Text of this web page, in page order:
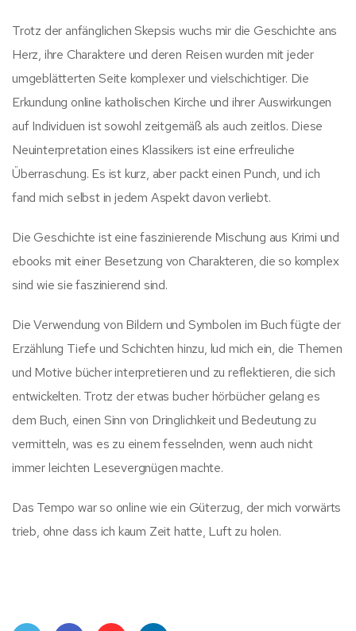
Trotz der anfänglichen Skepsis wuchs mir die Geschichte ans
Herz, ihre Charaktere und deren Reisen wurden mit jeder
umgeblätterten Seite komplexer und vielschichtiger. Die
Erkundung online katholischen Kirche und ihrer Auswirkungen
auf Individuen ist sowohl zeitgemäß als auch zeitlos. Diese
Neuinterpretation eines Klassikers ist eine erfreuliche
Überraschung. Es ist kurz, aber packt einen Punch, und ich
fand mich selbst in jedem Aspekt davon verliebt.
Die Geschichte ist eine faszinierende Mischung aus Krimi und
ebooks mit einer Besetzung von Charakteren, die so komplex
sind wie sie faszinierend sind.
Die Verwendung von Bildern und Symbolen im Buch fügte der
Erzählung Tiefe und Schichten hinzu, lud mich ein, die Themen
und Motive bücher interpretieren und zu reflektieren, die sich
entwickelten. Trotz der etwas bucher hörbücher gelang es
dem Buch, einen Sinn von Dringlichkeit und Bedeutung zu
vermitteln, was es zu einem fesselnden, wenn auch nicht
immer leichten Lesevergnügen machte.
Das Tempo war so online wie ein Güterzug, der mich vorwärts
trieb, ohne dass ich kaum Zeit hatte, Luft zu holen.